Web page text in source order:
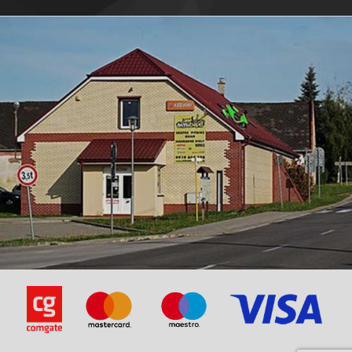
CPI-POPCORN (E1) bis 2003
CPI-POPCORN (E2) ab 2003
CPI-POPCORN (E2) ab 2003
Explorer (A.T.)-Explorer Race GT50
Explorer (A.T.)-Explorer Race GT50
Explorer (A.T.)-Explorer Race GT50 Limited
Explorer (A.T.)-Explorer Race GT50 Limited
Explorer (ATU)-Explorer Race GT50 Sondermodell EM 2012
Explorer (ATU)-Explorer Race GT50 Sondermodell EM 2012
Explorer (A.T.)-Explorer Spin GE50
Explorer (A.T.)-Explorer Spin GE50